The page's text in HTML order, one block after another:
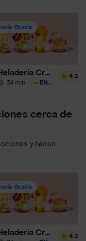
Gratis
Heladería Crepes & Waffles
34 min · ENVÍO GRATIS
4.3
cerca de
y hacen
Gratis
Heladería Crepes & Waffles 4.3